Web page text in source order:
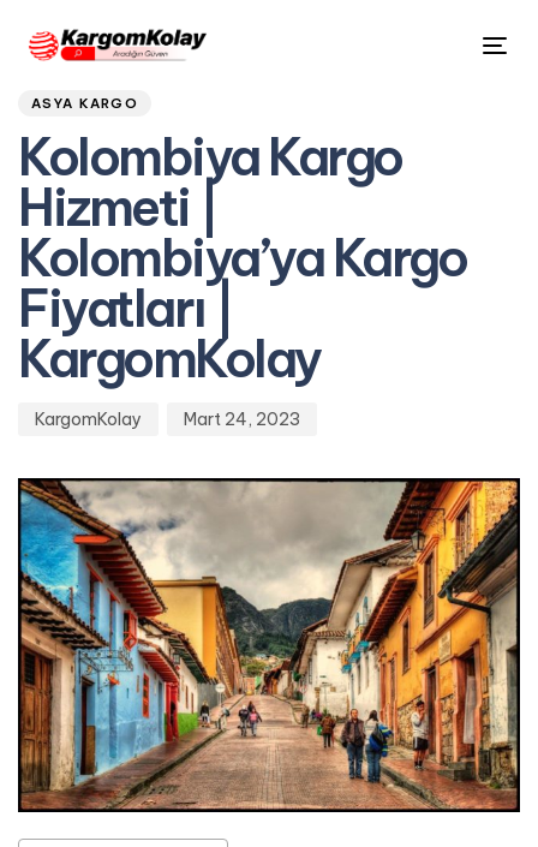
PUBLISHED
IN:
ASYA KARGO
Kolombiya Kargo
Hizmeti |
Kolombiya’ya Kargo
Fiyatları |
KargomKolay
Author
KargomKolay
Published
on:
Mart 24, 2023